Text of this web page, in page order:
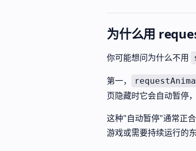
为什么用
你可能想问为什么不用
第一，
页隐藏时它会自动暂停
这种"自动暂停"通常正
游戏或需要持续运行的